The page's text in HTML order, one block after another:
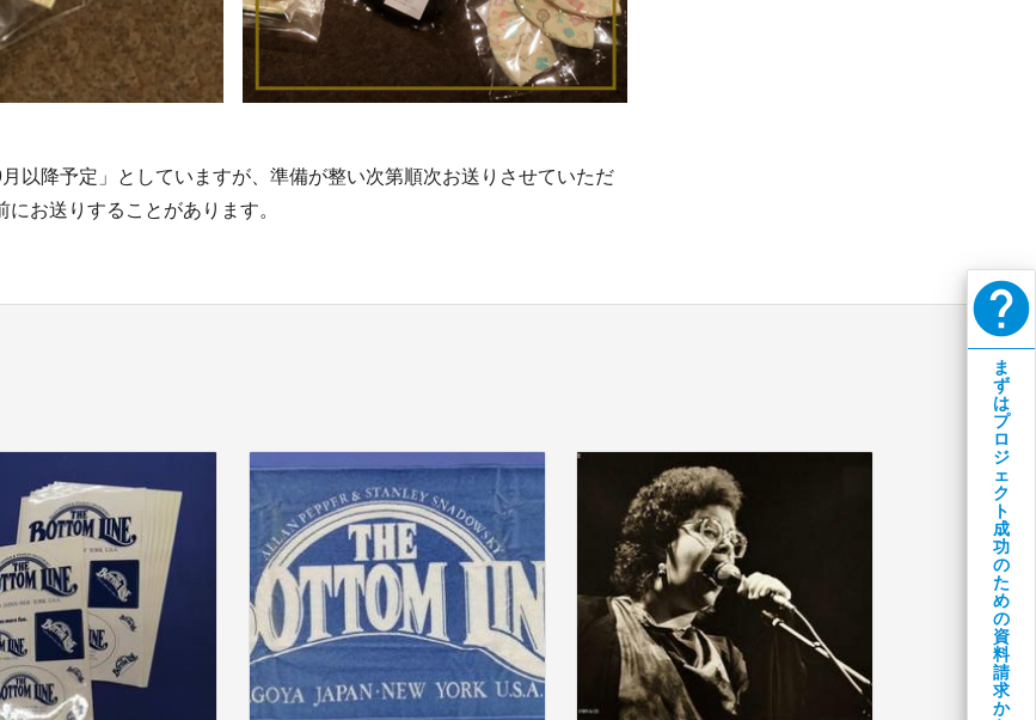
月以降予定」としていますが、準備が整い次第順次お送りさせていただ
にお送りすることがあります。
help
ま
ず
は
プ
ロ
ジ
ェ
ク
ト
成
功
の
た
め
の
資
料
請
求
か